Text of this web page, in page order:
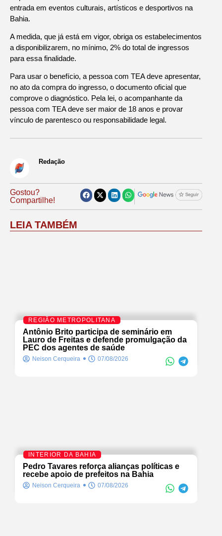
entrada em eventos culturais, artísticos e desportivos na
Bahia.
A medida, que já está em vigor, obriga os estabelecimentos
a disponibilizarem, no mínimo, 2% do total de ingressos
para essa finalidade.
Para usar o benefício, a pessoa com TEA deve apresentar,
no ato da compra do ingresso, o documento oficial que
comprove o diagnóstico. Pela lei, o acompanhante da
pessoa com TEA deve ser maior de 18 anos e provar
vínculo de parentesco ou responsabilidade legal.
Redação
Gostou?
Compartilhe!
LEIA TAMBÉM
REGIÃO METROPOLITANA
Antônio Brito participa de seminário em
Lauro de Freitas e defende promulgação da
PEC dos agentes de saúde
Neison Cerqueira 07/08/2026
INTERIOR DA BAHIA
Pedro Tavares reforça alianças políticas e
recebe apoio de prefeitos na Bahia
Neison Cerqueira 07/08/2026